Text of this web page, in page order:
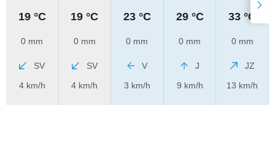
19 °C
0 mm
SV
4 km/h
19 °C
0 mm
SV
4 km/h
23 °C
0 mm
V
3 km/h
29 °C
0 mm
J
9 km/h
33 °C
0 mm
JZ
13 km/h